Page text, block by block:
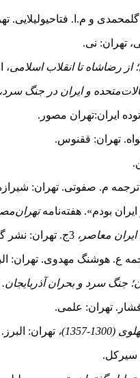
و م.ا. فتاحی­‏ولی‏لایی.
تهران: نی.
از رضاشاه تا انقلاب اسلامی،
و ایران در جنگ سرد،
تهران: ققنوس.
ترجمه م. صفوتی. تهران:
معاصر،
ع. هوشنگ ­مهدوی. تهران:
جنگ سرد و بحران آذربایجان.
تهران: علمی.
1357)، تهران: البرز.
سیرکل.